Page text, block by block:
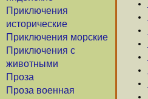
Приключения
исторические
Приключения морские
Приключения с
животными
Проза
Проза военная